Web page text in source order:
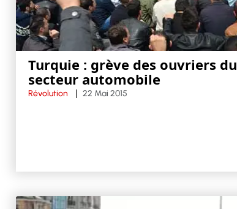
Turquie : grève des ouvriers du
secteur automobile
Révolution 22 Mai 2015